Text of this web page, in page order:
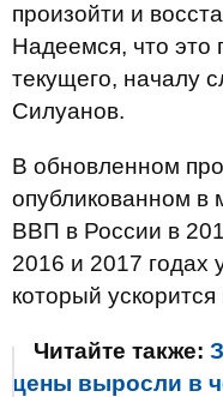
произойти и
Надеемся, что это
текущего, началу
Силуанов.
В обновленном
опубликованном в
ВВП в России в
2016 и 2017 годах
который
Читайте также:
цены выросли в